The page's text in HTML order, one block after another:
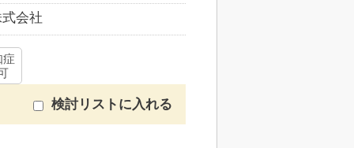
会社
症
検討リストに入れる